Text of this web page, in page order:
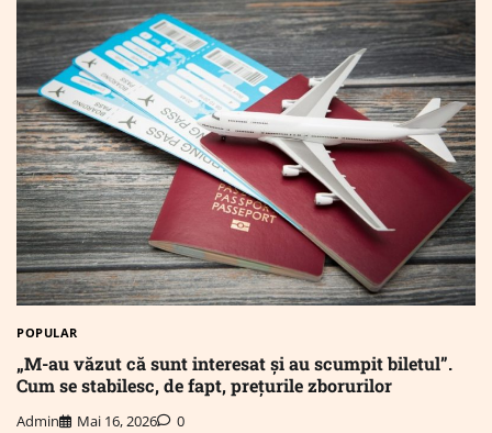
POPULAR
„M-au văzut că sunt interesat și au scumpit biletul”.
Cum se stabilesc, de fapt, prețurile zborurilor
Admin Mai 16, 2026 0